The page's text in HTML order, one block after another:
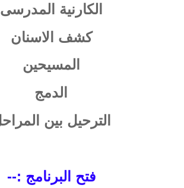
الكارنية المدرسى
كشف الاسنان
المسيحين
الدمج
الترحيل بين
فتح البرنامج :--